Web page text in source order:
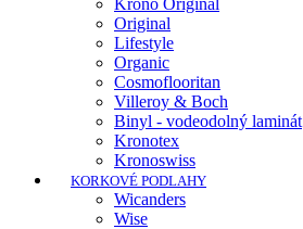
Original
Lifestyle
Organic
Cosmoflooritan
Villeroy & Boch
Binyl - vodeodolný laminát
Kronotex
Kronoswiss
KORKOVÉ PODLAHY
Wicanders
Wise